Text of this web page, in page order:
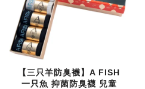
【三只羊防臭襪】A FISH
一只魚 抑菌防臭襪 兒童